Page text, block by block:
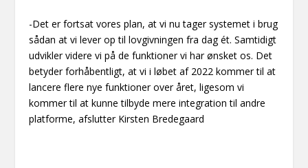
-Det er fortsat vores plan, at vi nu tager systemet i brug
sådan at vi lever op til lovgivningen fra dag ét. Samtidigt
udvikler videre vi på de funktioner vi har ønsket os. Det
betyder forhåbentligt, at vi i løbet af 2022 kommer til at
lancere flere nye funktioner over året, ligesom vi
kommer til at kunne tilbyde mere integration til andre
platforme, afslutter Kirsten Bredegaard